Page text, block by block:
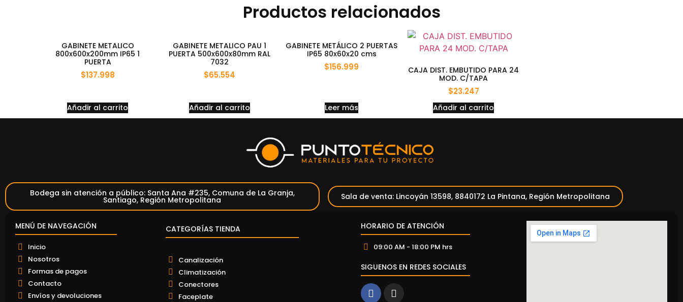
Productos relacionados
GABINETE METALICO
800x600x200mm IP65 1
PUERTA
$137.998
Añadir al carrito
GABINETE METALICO PAU 1
PUERTA 500x600x80mm RAL
7032
$65.554
Añadir al carrito
GABINETE METÁLICO 2 PUERTAS
IP65 80x60x20 cms
$156.999
Leer más
CAJA DIST. EMBUTIDO PARA 24
MOD. C/TAPA
$23.247
Añadir al carrito
Bodega sin atención a público: Santa Ana #235, Comuna de La Granja,
Santiago, Región Metropolitana Sala de venta: Lincoyán 13598, 8840172 La Pintana, Región Metropolitana
MENÚ DE NAVEGACIÓN
Inicio
Nosotros
Formas de pagos
Contacto
Envíos y devoluciones
CATEGORÍAS TIENDA
Canalización
Climatización
Conectores
Faceplate
HORARIO DE ATENCIÓN
09:00 AM - 18:00 PM hrs
SIGUENOS EN REDES SOCIALES